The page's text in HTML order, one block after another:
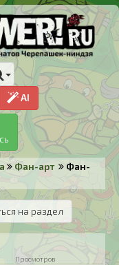
AI
Фан-арт
Фан-
на раздел
Просмотров